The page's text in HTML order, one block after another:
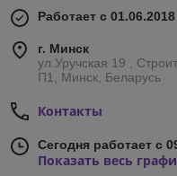
Работает с 01.06.2018
г. Минск
ул.Уручская 19 ,
П1, Минск, Беларусь
Контакты
Сегодня работает с
Показать весь